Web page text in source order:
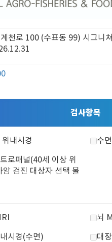
천로 100 (수표동 99) 시그니
검사항목
위내시경 수
로패널(40세 이상 위
암 검진 대상자 선택 불
뇌
시경(수면) 대